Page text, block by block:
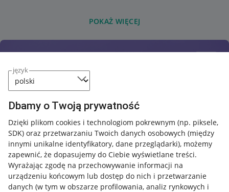
język
Dbamy o Twoją prywatność
Dzięki plikom cookies i technologiom pokrewnym (np. piksele,
SDK) oraz przetwarzaniu Twoich danych osobowych (między
innymi unikalne identyfikatory, dane przeglądarki), możemy
zapewnić, że dopasujemy do Ciebie wyświetlane treści.
Wyrażając zgodę na przechowywanie informacji na
urządzeniu końcowym lub dostęp do nich i przetwarzanie
danych (w tym w obszarze profilowania, analiz rynkowych i
POKAŻ WIĘCEJ